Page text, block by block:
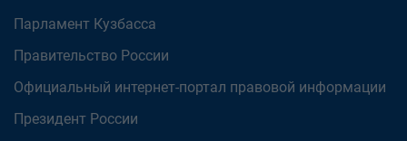
Парламент Кузбасса
Правительство России
Официальный интернет-портал правовой информации
Президент России